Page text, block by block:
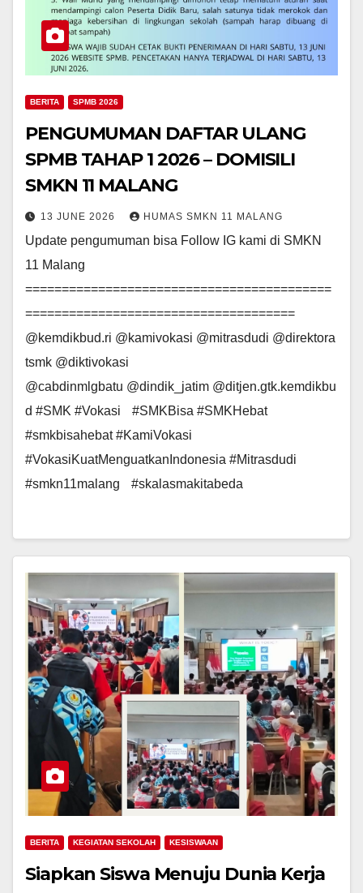
BERITA SPMB 2026
PENGUMUMAN DAFTAR ULANG
SPMB TAHAP 1 2026 – DOMISILI
SMKN 11 MALANG
13 JUNE 2026 HUMAS SMKN 11 MALANG
Update pengumuman bisa Follow IG kami di SMKN
11 Malang
==========================================
=====================================
@kemdikbud.ri @kamivokasi @mitrasdudi @direktora
tsmk @diktivokasi
@cabdinmlgbatu @dindik_jatim @ditjen.gtk.kemdikbu
d #SMK #Vokasi #SMKBisa #SMKHebat
#smkbisahebat #KamiVokasi
#VokasiKuatMenguatkanIndonesia #Mitrasdudi
#smkn11malang #skalasmakitabeda
BERITA KEGIATAN SEKOLAH KESISWAAN
Siapkan Siswa Menuju Dunia Kerja